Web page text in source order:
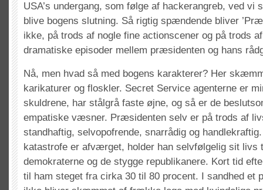
USA’s undergang, som følge af hackerangreb, ved
blive bogens slutning. Så rigtig spændende bliver
ikke, på trods af nogle fine actionscener og på trods
dramatiske episoder mellem præsidenten og hans
Nå, men hvad så med bogens karakterer? Her
karikaturer og floskler. Secret Service agenterne er
skuldrene, har stålgrå faste øjne, og så er de
empatiske væsner. Præsidenten selv er på trods af
standhaftig, selvopofrende, snarrådig og
katastrofe er afværget, holder han selvfølgelig sit livs
demokraterne og de stygge republikanere. Kort tid
til ham steget fra cirka 30 til 80 procent. I sandhed et